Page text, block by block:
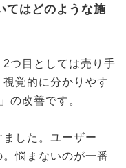
はどのような施
つ目としては売り手
覚的に分かりやす
の改善です。
ました。ユーザー
悩まないのが一番